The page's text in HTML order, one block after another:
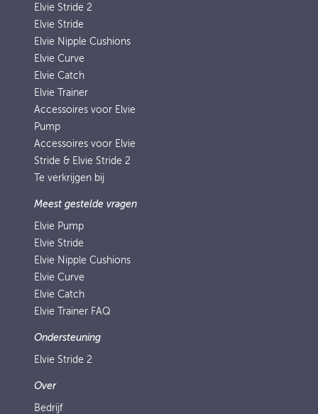
Elvie Stride 2
Elvie Stride
Elvie Nipple Cushions
Elvie Curve
Elvie Catch
Elvie Trainer
Accessoires voor Elvie
Pump
Accessoires voor Elvie
Stride & Elvie Stride 2
Te verkrijgen bij
Meest gestelde vragen
Elvie Pump
Elvie Stride
Elvie Nipple Cushions
Elvie Curve
Elvie Catch
Elvie Trainer FAQ
Ondersteuning
Elvie Stride 2
Over
Bedrijf